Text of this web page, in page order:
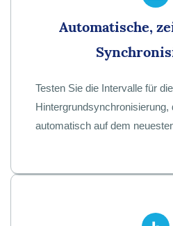
Automatische,
Testen Sie die Intervalle für
Hintergrundsynchronisierung,
automatisch auf dem